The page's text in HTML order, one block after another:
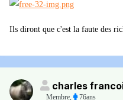
Ils diront que c'est la faute des
charles
Membre, 76ans